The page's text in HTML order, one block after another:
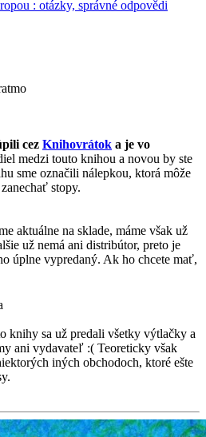
: otázky, správné odpovědi
cez Knihovrátok a je vo
medzi touto knihou a novou by ste
sme označili nálepkou, ktorá môže
stopy.
aktuálne na sklade, máme však už
už nemá ani distribútor, preto je
úplne vypredaný. Ak ho chcete mať,
knihy sa už predali všetky výtlačky a
ani vydavateľ :( Teoreticky však
iných obchodoch, ktoré ešte